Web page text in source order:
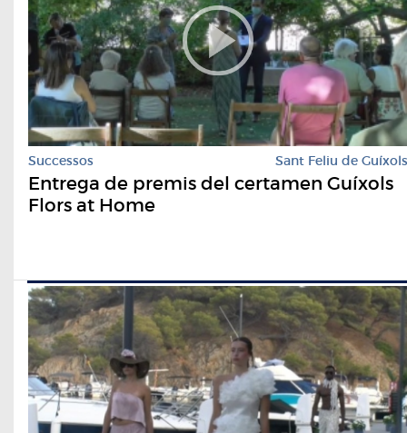
Successos Sant Feliu de Guíxols
Entrega de premis del certamen Guíxols
Flors at Home